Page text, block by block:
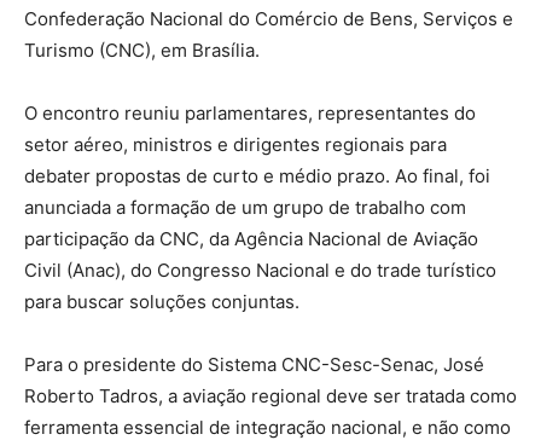
Confederação Nacional do Comércio de Bens, Serviços e
Turismo (CNC), em Brasília.
O encontro reuniu parlamentares, representantes do
setor aéreo, ministros e dirigentes regionais para
debater propostas de curto e médio prazo. Ao final, foi
anunciada a formação de um grupo de trabalho com
participação da CNC, da Agência Nacional de Aviação
Civil (Anac), do Congresso Nacional e do trade turístico
para buscar soluções conjuntas.
Para o presidente do Sistema CNC-Sesc-Senac, José
Roberto Tadros, a aviação regional deve ser tratada como
ferramenta essencial de integração nacional, e não como